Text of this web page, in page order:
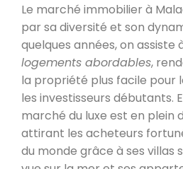
Le marché immobilier à
par sa diversité et son
quelques années, on assiste
logements abordables,
la propriété plus facile pour
les investisseurs débutants.
marché du luxe est en plein
attirant les acheteurs
du monde grâce à ses villas